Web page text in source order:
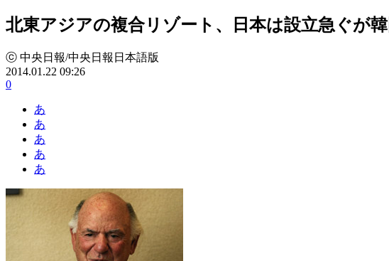
北東アジアの複合リゾート、日本は設立急ぐが
ⓒ 中央日報/中央日報日本語版
2014.01.22 09:26
0
あ
あ
あ
あ
あ